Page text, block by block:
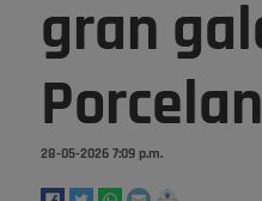
gran
28-05-2026 7:09 p.m.